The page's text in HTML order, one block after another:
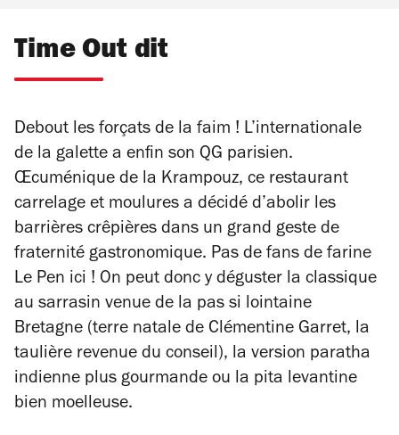
Time Out dit
Debout les forçats de la faim ! L’internationale
de la galette a enfin son QG parisien.
Œcuménique de la Krampouz, ce restaurant
carrelage et moulures a décidé d’abolir les
barrières crêpières dans un grand geste de
fraternité gastronomique. Pas de fans de farine
Le Pen ici ! On peut donc y déguster la classique
au sarrasin venue de la pas si lointaine
Bretagne (terre natale de Clémentine Garret, la
taulière revenue du conseil), la version paratha
indienne plus gourmande ou la pita levantine
bien moelleuse.